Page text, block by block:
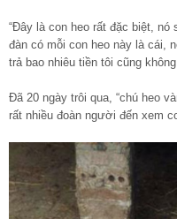
“Đây là con heo rất đặc biệt,
đàn có mỗi con heo này là cái,
trả bao nhiêu tiền tôi cũng
Đã 20 ngày trôi qua, “chú heo
rất nhiều đoàn người đến xem